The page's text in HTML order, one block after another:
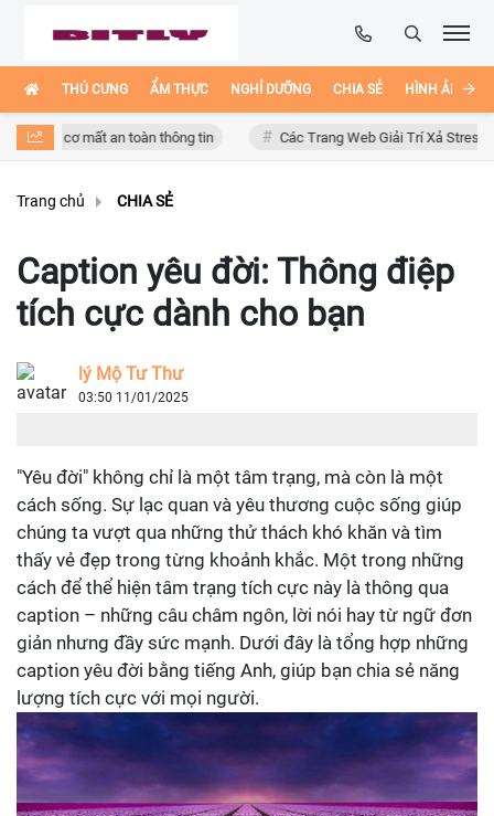
THÚ CƯNG ẨM THỰC NGHỈ DƯỠNG CHIA SẺ HÌNH ẢNH
cơ mất an toàn thông tin Các Trang Web Giải Trí Xả Stress Cực
Trang chủ CHIA SẺ
Caption yêu đời: Thông điệp
tích cực dành cho bạn
lý Mộ Tư Thư
03:50 11/01/2025
"Yêu đời" không chỉ là một tâm trạng, mà còn là một
cách sống. Sự lạc quan và yêu thương cuộc sống giúp
chúng ta vượt qua những thử thách khó khăn và tìm
thấy vẻ đẹp trong từng khoảnh khắc. Một trong những
cách để thể hiện tâm trạng tích cực này là thông qua
caption – những câu châm ngôn, lời nói hay từ ngữ đơn
giản nhưng đầy sức mạnh. Dưới đây là tổng hợp những
caption yêu đời bằng tiếng Anh, giúp bạn chia sẻ năng
lượng tích cực với mọi người.